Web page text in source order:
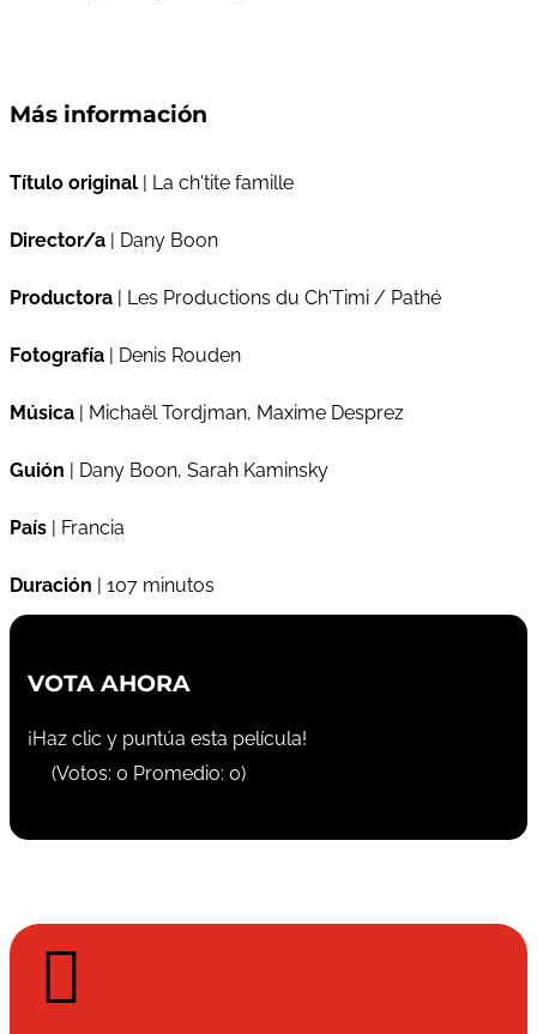
Más información
Título original | La ch'tite famille
Director/a | Dany Boon
Productora | Les Productions du Ch'Timi / Pathé
Fotografía | Denis Rouden
Música | Michaël Tordjman, Maxime Desprez
Guión | Dany Boon, Sarah Kaminsky
País | Francia
Duración | 107 minutos
VOTA AHORA
¡Haz clic y puntúa esta película!
(Votos: 0 Promedio: 0)
